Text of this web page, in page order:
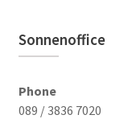
Sonnenoffice
Phone
089 / 3836 7020